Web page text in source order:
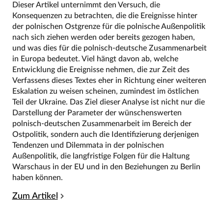
Dieser Artikel unternimmt den Versuch, die
Konsequenzen zu betrachten, die die Ereignisse hinter
der polnischen Ostgrenze für die polnische Außenpolitik
nach sich ziehen werden oder bereits gezogen haben,
und was dies für die polnisch-deutsche Zusammenarbeit
in Europa bedeutet. Viel hängt davon ab, welche
Entwicklung die Ereignisse nehmen, die zur Zeit des
Verfassens dieses Textes eher in Richtung einer weiteren
Eskalation zu weisen scheinen, zumindest im östlichen
Teil der Ukraine. Das Ziel dieser Analyse ist nicht nur die
Darstellung der Parameter der wünschenswerten
polnisch-deutschen Zusammenarbeit im Bereich der
Ostpolitik, sondern auch die Identifizierung derjenigen
Tendenzen und Dilemmata in der polnischen
Außenpolitik, die langfristige Folgen für die Haltung
Warschaus in der EU und in den Beziehungen zu Berlin
haben können.
Zum Artikel